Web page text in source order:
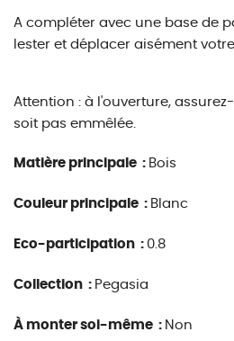
A compléter avec une base de
lester et déplacer aisément
Attention : à l'ouverture,
soit pas emmêlée.
Matière principale : Bois
Couleur principale : Blanc
Eco-participation : 0.8
Collection : Pegasia
À monter soi-même : Non